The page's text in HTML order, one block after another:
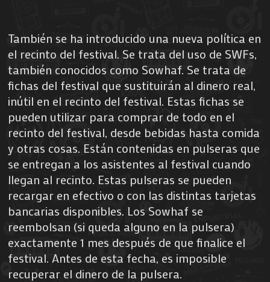
También se ha introducido una nueva política en
el recinto del festival. Se trata del uso de SWFs,
también conocidos como Sowhaf. Se trata de
fichas del festival que sustituirán al dinero real,
inútil en el recinto del festival. Estas fichas se
pueden utilizar para comprar de todo en el
recinto del festival, desde bebidas hasta comida
y otras cosas. Están contenidas en pulseras que
se entregan a los asistentes al festival cuando
llegan al recinto. Estas pulseras se pueden
recargar en efectivo o con las distintas tarjetas
bancarias disponibles. Los Sowhaf se
reembolsan (si queda alguno en la pulsera)
exactamente 1 mes después de que finalice el
festival. Antes de esta fecha, es imposible
recuperar el dinero de la pulsera.